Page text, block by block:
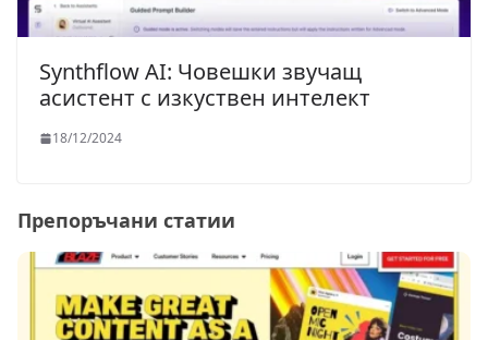
Synthflow AI: Човешки звучащ
асистент с изкуствен интелект
18/12/2024
Препоръчани статии